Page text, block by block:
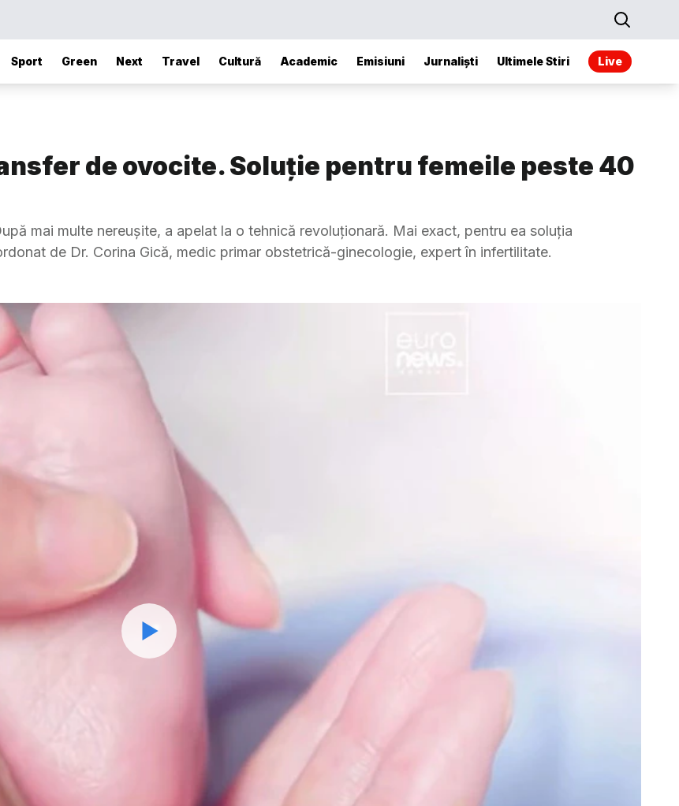
Sport Green Next Travel Cultură Academic Emisiuni Jurnaliști Ultimele Stiri Live
de ovocite. Soluție pentru femeile peste 40
mai multe nereușite, a apelat la o tehnică revoluționară. Mai exact, pentru ea soluția
de Dr. Corina Gică, medic primar obstetrică-ginecologie, expert în infertilitate.
Watch